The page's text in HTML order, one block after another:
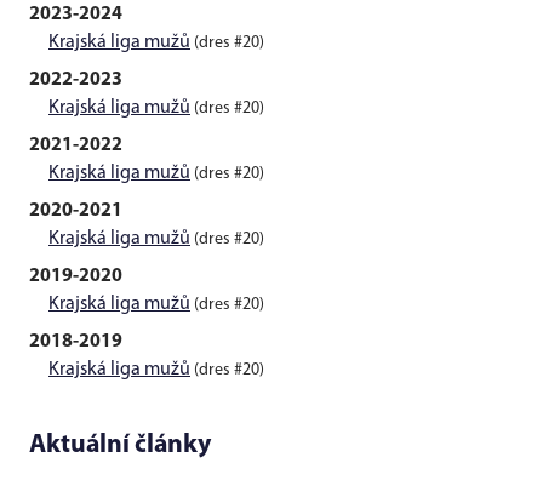
2023-2024
Krajská liga mužů (dres #20)
2022-2023
Krajská liga mužů (dres #20)
2021-2022
Krajská liga mužů (dres #20)
2020-2021
Krajská liga mužů (dres #20)
2019-2020
Krajská liga mužů (dres #20)
2018-2019
Krajská liga mužů (dres #20)
Aktuální články